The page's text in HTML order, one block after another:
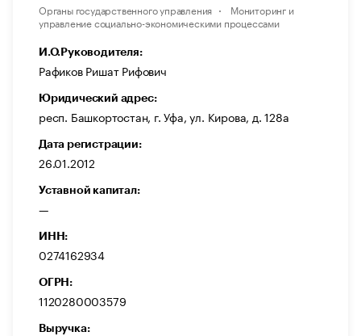
Органы государственного управления
Мониторинг и
управление социально-экономическими процессами
И.О.Руководителя:
Рафиков Ришат Рифович
Юридический адрес:
респ. Башкортостан, г. Уфа, ул. Кирова, д. 128а
Дата регистрации:
26.01.2012
Уставной капитал:
—
ИНН:
0274162934
ОГРН:
1120280003579
Выручка: